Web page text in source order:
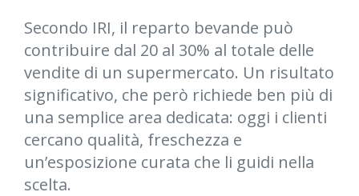
Secondo IRI, il reparto bevande può
contribuire dal 20 al 30% al totale delle
vendite di un supermercato. Un risultato
significativo, che però richiede ben più di
una semplice area dedicata: oggi i clienti
cercano qualità, freschezza e
un’esposizione curata che li guidi nella
scelta.